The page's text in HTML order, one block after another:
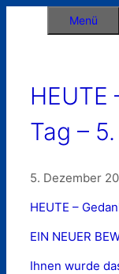
Menü
HEUTE
Tag –
5. Dezember
HEUTE –
EIN NEUER
Ihnen wurde